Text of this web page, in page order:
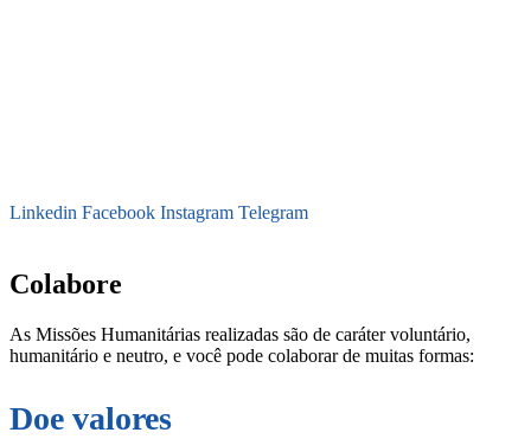
Linkedin Facebook Instagram Telegram
Colabore
As Missões Humanitárias realizadas são de caráter voluntário,
humanitário e neutro, e você pode colaborar de muitas formas:
Doe valores